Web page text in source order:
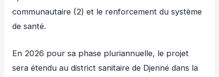
communautaire (2) et le renforcement du système
de santé.
En 2026 pour sa phase pluriannuelle, le projet
sera étendu au district sanitaire de Djenné dans la